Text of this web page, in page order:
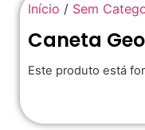
Início / Sem
Caneta
Este produto está